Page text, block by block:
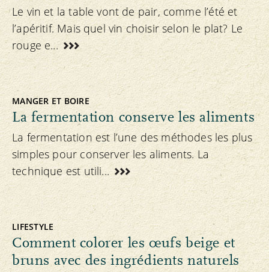
Le vin et la table vont de pair, comme l’été et
l’apéritif. Mais quel vin choisir selon le plat? Le
rouge e...
MANGER ET BOIRE
La fermentation conserve les aliments
La fermentation est l’une des méthodes les plus
simples pour conserver les aliments. La
technique est utili...
LIFESTYLE
Comment colorer les œufs beige et
bruns avec des ingrédients naturels